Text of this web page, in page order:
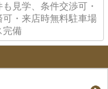
見学、条件交渉可・
・来店時無料駐車場
完備